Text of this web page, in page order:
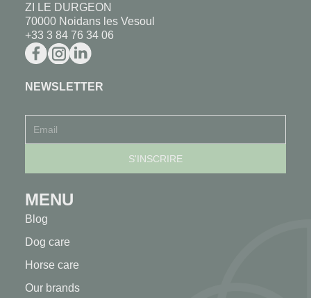
ZI LE DURGEON
70000 Noidans les Vesoul
+33 3 84 76 34 06
NEWSLETTER
MENU
Blog
Dog care
Horse care
Our brands